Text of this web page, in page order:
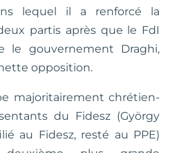
lequel il a renforcé la
partis après que le FdI
le gouvernement Draghi,
opposition.
majoritairement chrétien-
du Fidesz (György
au Fidesz, resté au PPE)